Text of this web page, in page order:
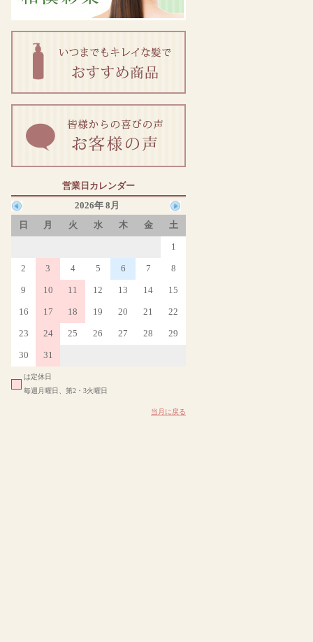
営業日カレンダー
2026年 8月
日
月 火 水 木 金 土
1
2 3 4 5 6 7 8
9 10 11 12 13 14 15
16 17 18 19 20 21 22
23 24 25 26 27 28 29
30 31
は定休日
毎週月曜日、第2・3火曜日
当月に戻る